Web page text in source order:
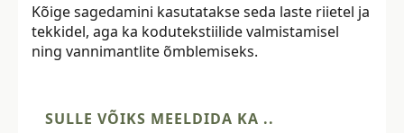
Kõige sagedamini kasutatakse seda laste riietel ja
tekkidel, aga ka kodutekstiilide valmistamisel
ning vannimantlite õmblemiseks.
SULLE VÕIKS MEELDIDA KA ..